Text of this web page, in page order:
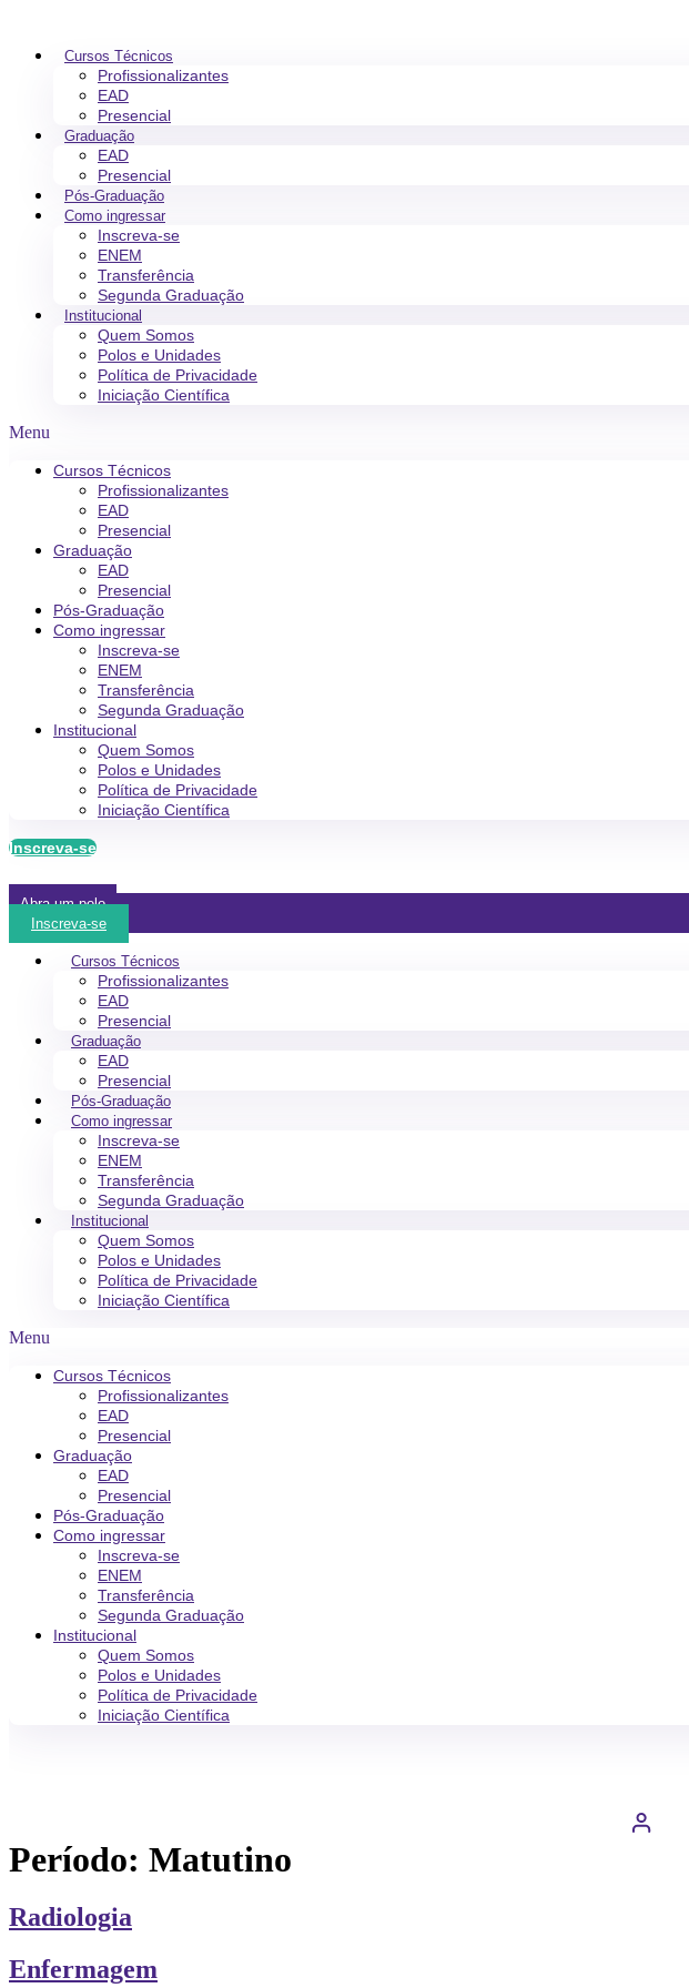
Cursos Técnicos
Profissionalizantes
EAD
Presencial
Graduação
EAD
Presencial
Pós-Graduação
Como ingressar
Inscreva-se
ENEM
Transferência
Segunda Graduação
Institucional
Quem Somos
Polos e Unidades
Política de Privacidade
Iniciação Científica
Menu
Cursos Técnicos
Profissionalizantes
EAD
Presencial
Graduação
EAD
Presencial
Pós-Graduação
Como ingressar
Inscreva-se
ENEM
Transferência
Segunda Graduação
Institucional
Quem Somos
Polos e Unidades
Política de Privacidade
Iniciação Científica
Inscreva-se
Abra um polo
Inscreva-se
Cursos Técnicos
Profissionalizantes
EAD
Presencial
Graduação
EAD
Presencial
Pós-Graduação
Como ingressar
Inscreva-se
ENEM
Transferência
Segunda Graduação
Institucional
Quem Somos
Polos e Unidades
Política de Privacidade
Iniciação Científica
Menu
Cursos Técnicos
Profissionalizantes
EAD
Presencial
Graduação
EAD
Presencial
Pós-Graduação
Como ingressar
Inscreva-se
ENEM
Transferência
Segunda Graduação
Institucional
Quem Somos
Polos e Unidades
Política de Privacidade
Iniciação Científica
Período: Matutino
Radiologia
Enfermagem